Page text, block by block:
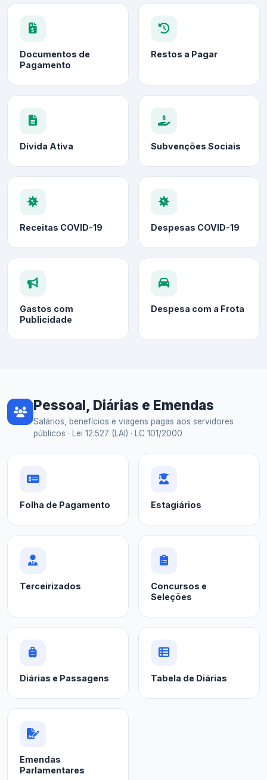
Documentos de
Pagamento
Restos a Pagar
Dívida Ativa Subvenções Sociais
Receitas COVID-19 Despesas COVID-19
Gastos com
Publicidade
Despesa com a Frota
Pessoal, Diárias e Emendas
Salários, benefícios e viagens pagas aos servidores
públicos · Lei 12.527 (LAI) · LC 101/2000
Folha de Pagamento Estagiários
Terceirizados
Concursos e
Seleções
Diárias e Passagens Tabela de Diárias
Emendas
Parlamentares